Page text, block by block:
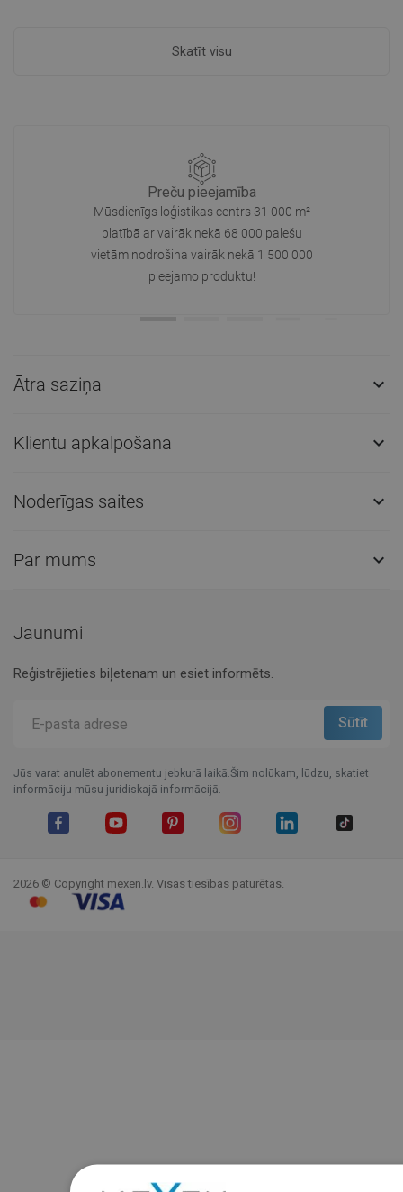
Skatīt visu
Preču pieejamība
Mūsdienīgs loģistikas centrs 31 000 m²
platībā ar vairāk nekā 68 000 palešu
vietām nodrošina vairāk nekā 1 500 000
pieejamo produktu!
Ātra saziņa 
Klientu apkalpošana 
Noderīgas saites 
Par mums 
Jaunumi
Reģistrējieties biļetenam un esiet informēts.
Jūs varat anulēt abonementu jebkurā laikā.Šim nolūkam, lūdzu, skatiet
informāciju mūsu juridiskajā informācijā.
2026 © Copyright mexen.lv. Visas tiesības paturētas.